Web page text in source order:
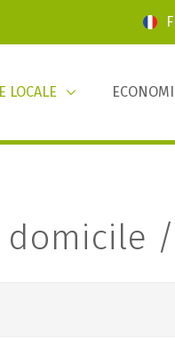
LOCALE
domicile